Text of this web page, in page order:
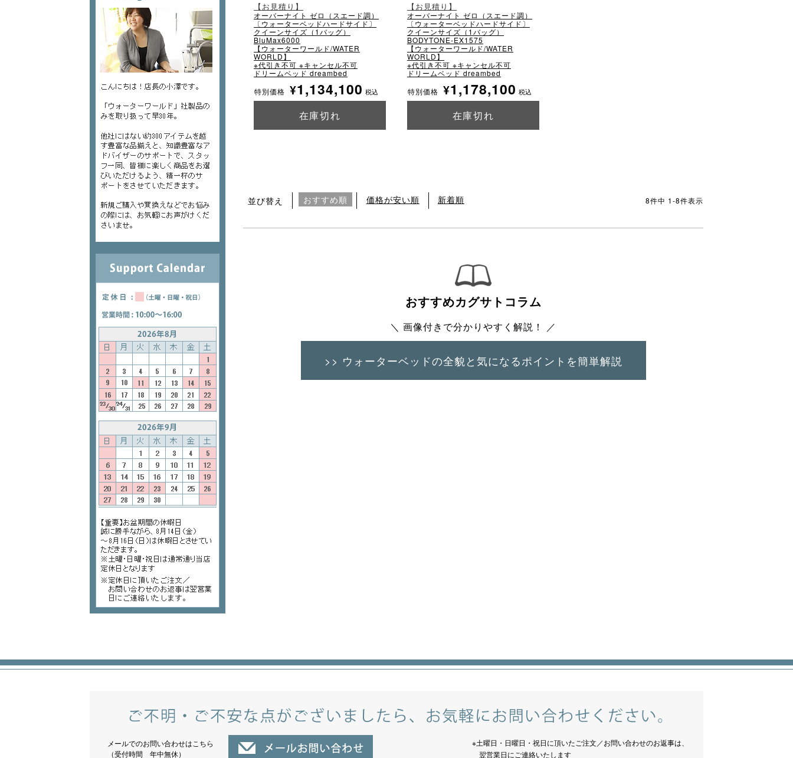
【お見積り】
オーバーナイト ゼロ（スエード調）
〔ウォーターベッドハードサイド〕
クイーンサイズ（1バッグ）
BluMax6000
【ウォーターワールド/WATER
WORLD】
※代引き不可 ※キャンセル不可
ドリームベッド dreambed
特別価格 ¥1,134,100 税込
在庫切れ
詳細を見る
【お見積り】
オーバーナイト ゼロ（スエード調）
〔ウォーターベッドハードサイド〕
クイーンサイズ（1バッグ）
BODYTONE-EX1575
【ウォーターワールド/WATER
WORLD】
※代引き不可 ※キャンセル不可
ドリームベッド dreambed
特別価格 ¥1,178,100 税込
在庫切れ
詳細を見る
並び替え おすすめ順 価格が安い順 新着順 8件中 1-8件表示
おすすめカグサトコラム
＼ 画像付きで分かりやすく解説！ ／
>> ウォーターベッドの全貌と気になるポイントを簡単解説
メールでのお問い合わせは こちら
（受付時間 年中無休）
※土曜日・日曜日・祝日に頂いたご注文／お問い合わせのお返事は、
翌営業日にご連絡いたします